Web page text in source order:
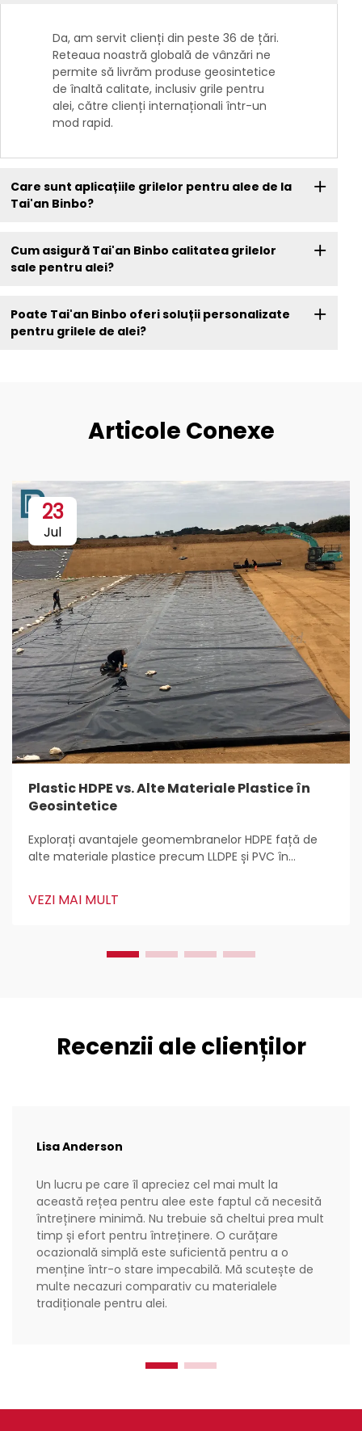
Da, am servit clienți din peste 36 de țări.
Reteaua noastră globală de vânzări ne
permite să livrăm produse geosintetice
de înaltă calitate, inclusiv grile pentru
alei, către clienți internaționali într-un
mod rapid.
Care sunt aplicațiile grilelor pentru alee de la
Tai'an Binbo?
Cum asigură Tai'an Binbo calitatea grilelor
sale pentru alei?
Poate Tai'an Binbo oferi soluții personalizate
pentru grilele de alei?
Articole Conexe
23
Jul
Plastic HDPE vs. Alte Materiale Plastice în
Geosintetice
Explorați avantajele geomembranelor HDPE față de
alte materiale plastice precum LLDPE și PVC în
în căptușirea depozitelor de deșeuri, acvacultură și
VEZI MAI MULT
Recenzii ale clienților
Lisa Anderson
Un lucru pe care îl apreciez cel mai mult la
această rețea pentru alee este faptul că necesită
întreținere minimă. Nu trebuie să cheltui prea mult
timp și efort pentru întreținere. O curățare
ocazională simplă este suficientă pentru a o
menține într-o stare impecabilă. Mă scutește de
multe necazuri comparativ cu materialele
tradiționale pentru alei.